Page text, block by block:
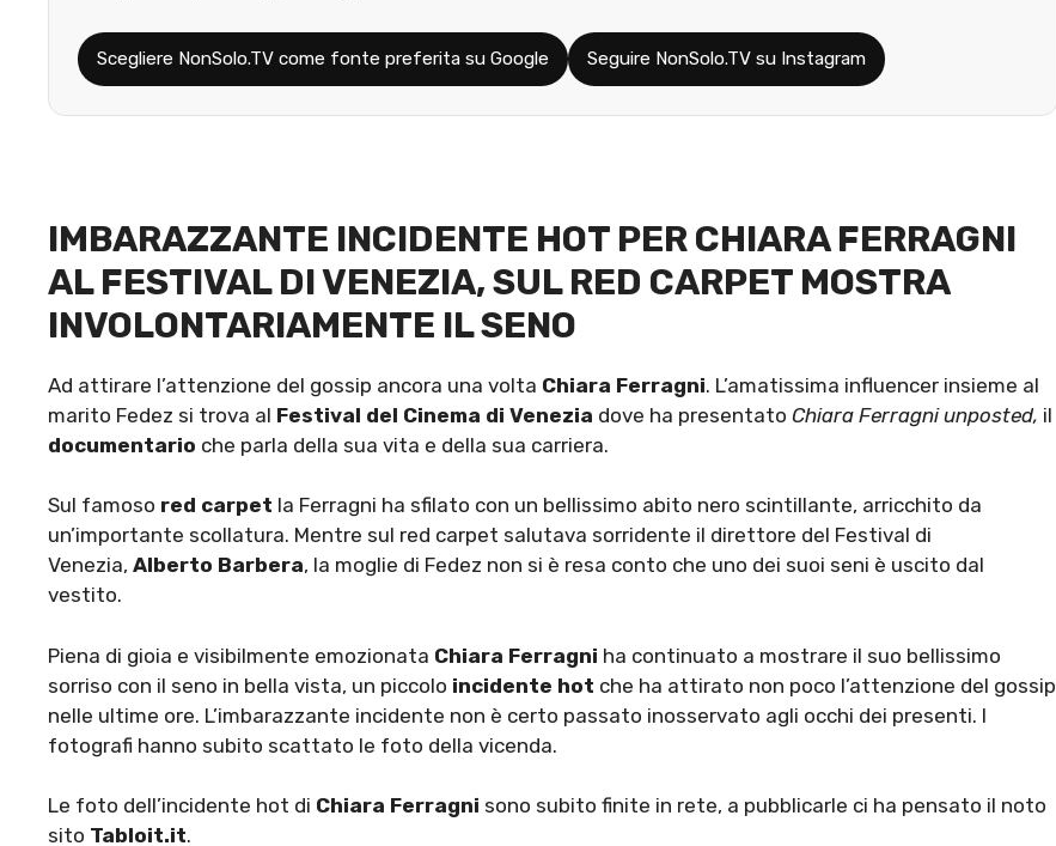
Scegliere NonSolo.TV come fonte preferita su Google Seguire NonSolo.TV su Instagram
IMBARAZZANTE INCIDENTE HOT PER CHIARA FERRAGNI
AL FESTIVAL DI VENEZIA, SUL RED CARPET MOSTRA
INVOLONTARIAMENTE IL SENO
Ad attirare l’attenzione del gossip ancora una volta Chiara Ferragni. L’amatissima influencer insieme al
marito Fedez si trova al Festival del Cinema di Venezia dove ha presentato Chiara Ferragni unposted, il
documentario che parla della sua vita e della sua carriera.
Sul famoso red carpet la Ferragni ha sfilato con un bellissimo abito nero scintillante, arricchito da
un’importante scollatura. Mentre sul red carpet salutava sorridente il direttore del Festival di
Venezia, Alberto Barbera, la moglie di Fedez non si è resa conto che uno dei suoi seni è uscito dal
vestito.
Piena di gioia e visibilmente emozionata Chiara Ferragni ha continuato a mostrare il suo bellissimo
sorriso con il seno in bella vista, un piccolo incidente hot che ha attirato non poco l’attenzione del gossip
nelle ultime ore. L’imbarazzante incidente non è certo passato inosservato agli occhi dei presenti. I
fotografi hanno subito scattato le foto della vicenda.
Le foto dell’incidente hot di Chiara Ferragni sono subito finite in rete, a pubblicarle ci ha pensato il noto
sito Tabloit.it.